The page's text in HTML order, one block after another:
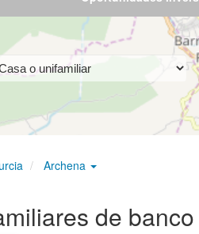
Archena
de